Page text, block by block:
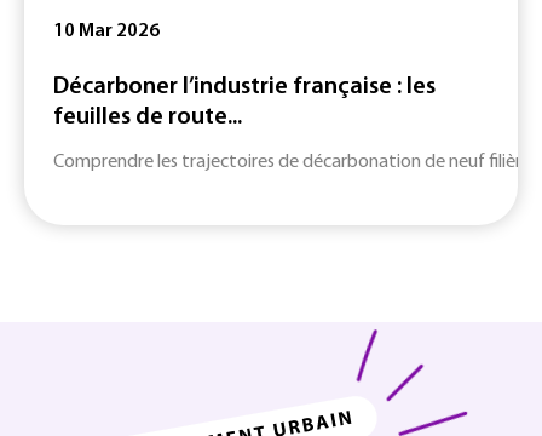
10 Mar 2026
Décarboner l’industrie française : les
feuilles de route...
Comprendre les trajectoires de décarbonation de neuf